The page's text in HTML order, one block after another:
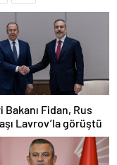
Bakanı Fidan, Rus
Lavrov’la görüştü